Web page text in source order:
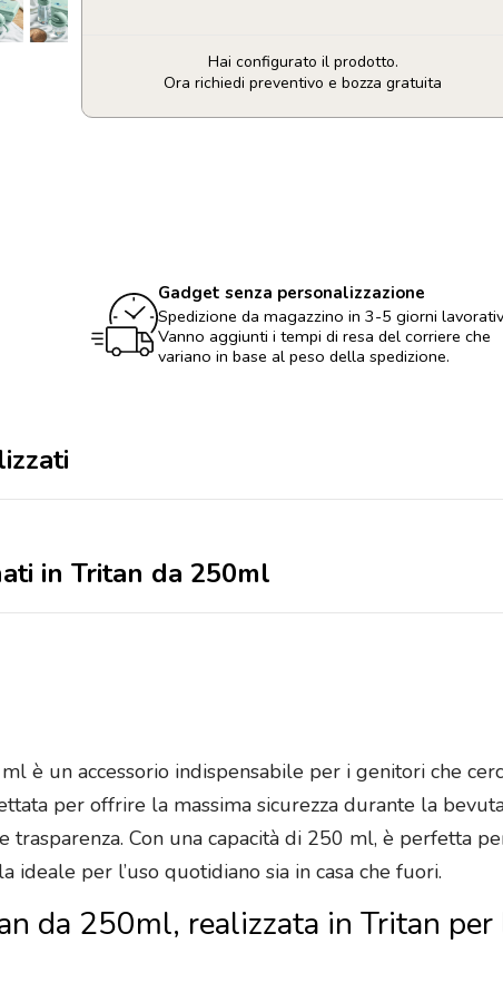
Hai configurato il prodotto.
Ora richiedi preventivo e bozza gratuita
Tazza
Gadget senza personalizzazione
Spedizione da magazzino in 3-5 giorni
Vanno aggiunti i tempi di resa del corriere che
variano in base al peso della spedizione.
in Tritan da 250ml
è un accessorio indispensabile per i genitori che
per offrire la massima sicurezza durante la
Con una capacità di 250 ml, è perfetta
ideale per l’uso quotidiano sia in casa che fuori.
da 250ml, realizzata in Tritan per